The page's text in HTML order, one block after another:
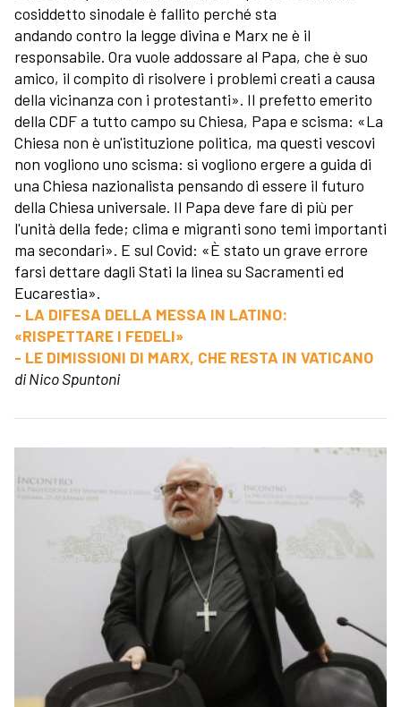
cosiddetto sinodale è fallito perché sta
andando contro la legge divina e Marx ne è il
responsabile. Ora vuole addossare al Papa, che è suo
amico, il compito di risolvere i problemi creati a causa
della vicinanza con i protestanti». Il prefetto emerito
della CDF a tutto campo su Chiesa, Papa e scisma: «La
Chiesa non è un'istituzione politica, ma questi vescovi
non vogliono uno scisma: si vogliono ergere a guida di
una Chiesa nazionalista pensando di essere il futuro
della Chiesa universale. Il Papa deve fare di più per
l'unità della fede; clima e migranti sono temi importanti
ma secondari». E sul Covid: «È stato un grave errore
farsi dettare dagli Stati la linea su Sacramenti ed
Eucarestia».
- LA DIFESA DELLA MESSA IN LATINO:
«RISPETTARE I FEDELI»
- LE DIMISSIONI DI MARX, CHE RESTA IN VATICANO
di Nico Spuntoni